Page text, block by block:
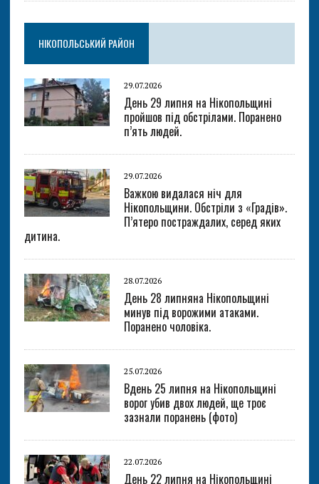
НІКОПОЛЬСЬКИЙ РАЙОН
29.07.2026
День 29 липня на Нікопольщині
пройшов під обстрілами. Поранено
п’ять людей.
29.07.2026
Важкою видалася ніч для
Нікопольщини. Обстріли з «Градів».
П’ятеро постраждалих, серед яких
дитина.
28.07.2026
День 28 липняна Нікопольщині
минув під ворожими атаками.
Поранено чоловіка.
25.07.2026
Вдень 25 липня на Нікопольщині
ворог убив двох людей, ще троє
зазнали поранень (фото)
22.07.2026
День 22 липня на Нікопольщині